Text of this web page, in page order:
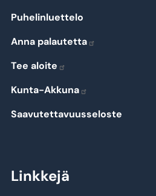
Puhelinluettelo
Anna palautetta
Tee aloite
Kunta-Akkuna
Saavutettavuusseloste
Linkkejä